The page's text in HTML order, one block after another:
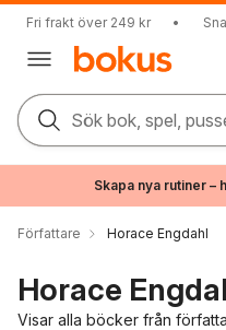
Fri frakt över 249 kr •
Sök bok, spel,
Skapa nya rutiner
Författare Horace Engdahl
Horace
Visar alla böcker från